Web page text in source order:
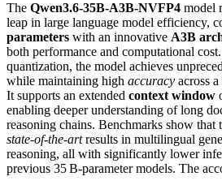
The Qwen3.6-35B-A3B-NVFP4 model
leap in large language model efficiency,
parameters with an innovative A3B
both performance and computational
quantization, the model achieves
while maintaining high accuracy across
It supports an extended context window
enabling deeper understanding of long
reasoning chains. Benchmarks show that
state‑of‑the‑artresults in multilingual
reasoning, all with significantly lower
previous 35 B‑parameter models. The